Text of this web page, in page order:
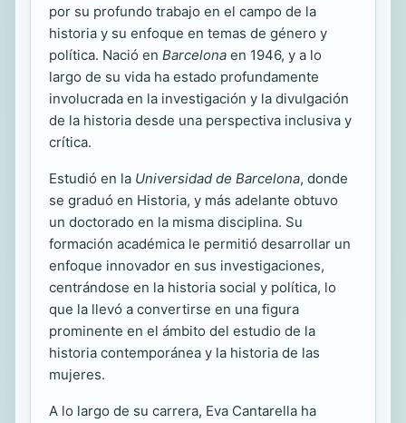
por su profundo trabajo en el campo de la
historia y su enfoque en temas de género y
política. Nació en Barcelona en 1946, y a lo
largo de su vida ha estado profundamente
involucrada en la investigación y la divulgación
de la historia desde una perspectiva inclusiva y
crítica.
Estudió en la Universidad de Barcelona, donde
se graduó en Historia, y más adelante obtuvo
un doctorado en la misma disciplina. Su
formación académica le permitió desarrollar un
enfoque innovador en sus investigaciones,
centrándose en la historia social y política, lo
que la llevó a convertirse en una figura
prominente en el ámbito del estudio de la
historia contemporánea y la historia de las
mujeres.
A lo largo de su carrera, Eva Cantarella ha